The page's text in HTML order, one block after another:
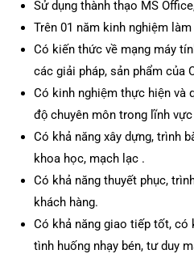
Sử dụng thành thạo MS
Trên 01 năm kinh nghiệm
Có kiến thức về mạng máy
các giải pháp, sản phẩm của
Có kinh nghiệm thực hiện và
độ chuyên môn trong lĩnh
Có khả năng xây dựng, trình
khoa học, mạch lạc .
Có khả năng thuyết phục,
khách hàng.
Có khả năng giao tiếp tốt, có
tình huống nhạy bén, tư duy